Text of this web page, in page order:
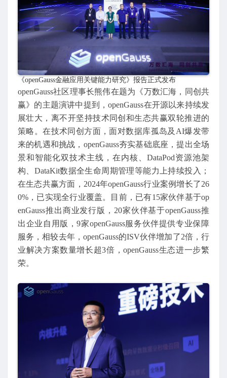
《openGauss金融应用关键能力研究》报告正式发布
openGauss社区理事长熊伟在题为《万数汇海，同创共
赢》的主题演讲中提到，openGauss在开源以来持续发
展壮大，离不开坚持技术同创和生态共赢双轮推进的
策略。在技术同创方面，面对数据库孤岛及AI爆发带
来的机遇和挑战，openGauss夯实基础底座，提出全场
景和智能化双技术主线，在内核、DataPod资源池架
构、DataKit数据全生命周期管理等能力上持续投入；
在生态共赢方面，2024年openGauss行业案例增长了26
0%，已实现全行业覆盖。目前，已有15家伙伴基于op
enGauss推出商业发行版，20家伙伴基于openGauss推
出企业自用版，9家openGauss服务伙伴提供专业保障
服务，相较去年，openGauss的ISV伙伴增加了2倍，行
业解决方案数量增长超3倍，openGauss生态进一步繁
荣。